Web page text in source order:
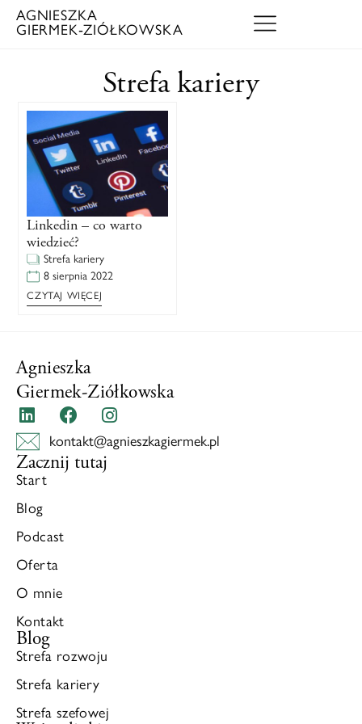
AGNIESZKA
GIERMEK‑ZIÓŁKOWSKA
Strefa kariery
Linkedin – co warto
wiedzieć?
Strefa kariery
8 sierpnia 2022
CZYTAJ WIĘCEJ
Agnieszka
Giermek-Ziółkowska
kontakt@agnieszkagiermek.pl
Zacznij tutaj
Start
Blog
Podcast
Oferta
O mnie
Kontakt
Blog
Strefa rozwoju
Strefa kariery
Strefa szefowej